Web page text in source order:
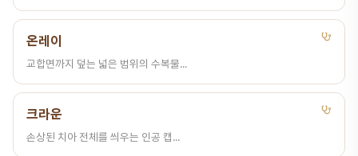
온레이
교합면까지 덮는 넓은 범위의 수복물...
크라운
손상된 치아 전체를 씌우는 인공 캡...